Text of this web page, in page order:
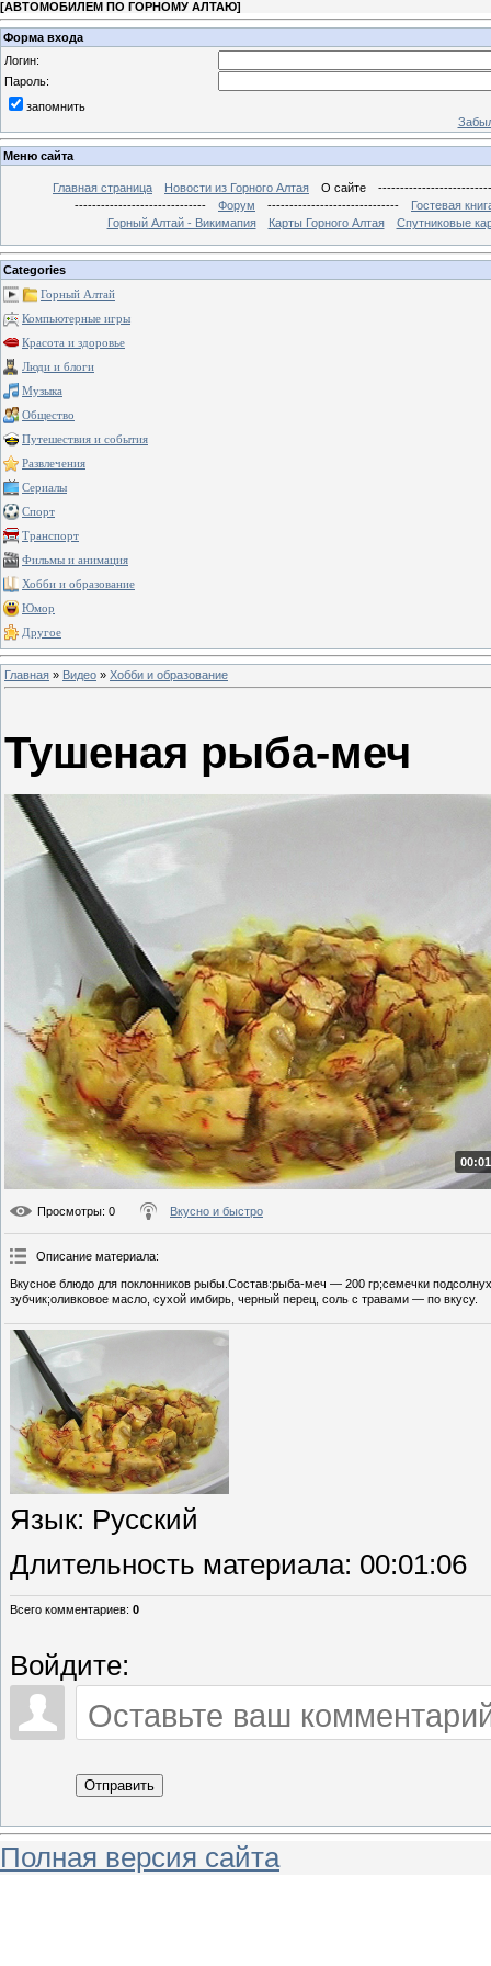
[АВТОМОБИЛЕМ ПО ГОРНОМУ АЛТАЮ]
Форма входа
Логин:
Пароль:
запомнить
Меню сайта
Главная страница Новости из Горного Алтая О сайте
------------------------------
Форум ------------------------------
Гостевая
Горный Алтай - Викимапия
Карты Горного Алтая Спутниковые
Categories
Горный Алтай
Компьютерные игры
Красота и здоровье
Люди и блоги
Музыка
Общество
Путешествия и события
Развлечения
Сериалы
Спорт
Транспорт
Фильмы и анимация
Хобби и образование
Юмор
Другое
Главная » Видео » Хобби и образование
Тушеная рыба-меч
Просмотры: 0 Вкусно и быстро
Описание материала:
Вкусное блюдо для поклонников рыбы.Состав:рыба-меч — 200 гр;семечки
зубчик;оливковое масло, сухой имбирь, черный перец, соль с травами — по вкусу.
Язык: Русский
Длительность материала: 00:01:06
Всего комментариев: 0
Войдите:
Отправить
Полная версия сайта